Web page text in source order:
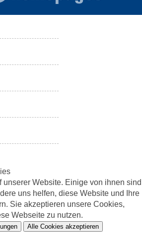
unserer Website. Einige von ihnen sind
uns helfen, diese Website und Ihre
Sie akzeptieren unsere Cookies,
Webseite zu nutzen.
Alle Cookies akzeptieren